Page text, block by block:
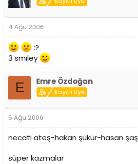
4 Ağu 2006
:?
3 smıley
E Emre Özdoğan
Kayıtlı Üye
5 Ağu 2006
necati ateş-hakan şükür-hasan şaş
süper kazmalar